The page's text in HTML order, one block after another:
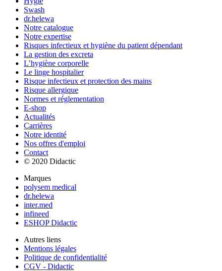
Swash
dr.helewa
Notre catalogue
Notre expertise
Risques infectieux et hygiène du patient dépendant
La gestion des excreta
L’hygiène corporelle
Le linge hospitalier
Risque infectieux et protection des mains
Risque allergique
Normes et réglementation
E-shop
Actualités
Carrières
Notre identité
Nos offres d'emploi
Contact
© 2020 Didactic
Marques
polysem medical
dr.helewa
inter.med
infineed
ESHOP Didactic
Autres liens
Mentions légales
Politique de confidentialité
CGV - Didactic